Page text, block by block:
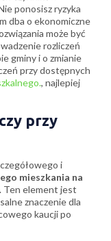
ponosisz ryzyka
dba o ekonomiczne
może być
rozliczeń
gminy i o zmianie
przy dostępnych
, najlepiej
przy
i
mieszkania na
. Ten element jest
znaczenie dla
kaucji po